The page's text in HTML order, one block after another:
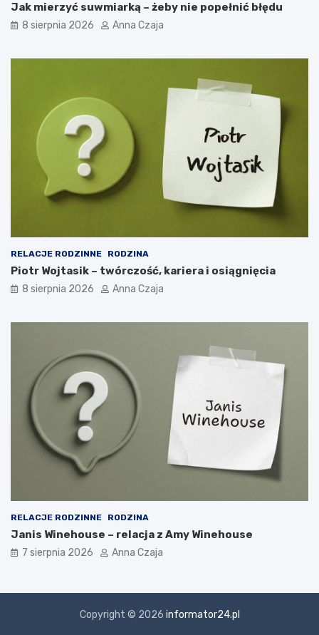
Jak mierzyć suwmiarką – żeby nie popełnić błędu
8 sierpnia 2026 Anna Czaja
RELACJE RODZINNE RODZINA
Piotr Wojtasik – twórczość, kariera i osiągnięcia
8 sierpnia 2026 Anna Czaja
RELACJE RODZINNE RODZINA
Janis Winehouse – relacja z Amy Winehouse
7 sierpnia 2026 Anna Czaja
Copyright © 2026 informator24.pl